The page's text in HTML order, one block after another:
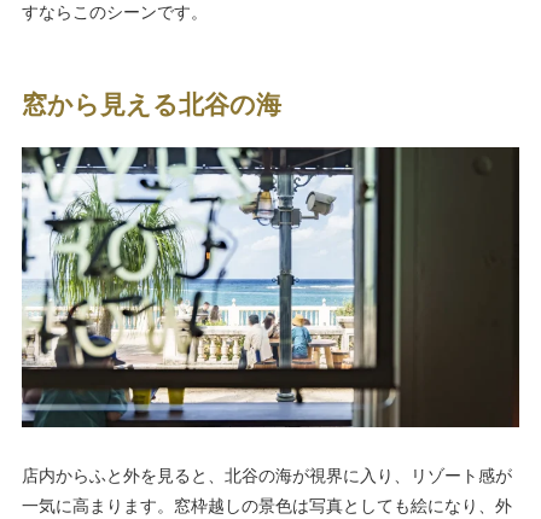
すならこのシーンです。
窓から見える北谷の海
店内からふと外を見ると、北谷の海が視界に入り、リゾート感が
一気に高まります。窓枠越しの景色は写真としても絵になり、外